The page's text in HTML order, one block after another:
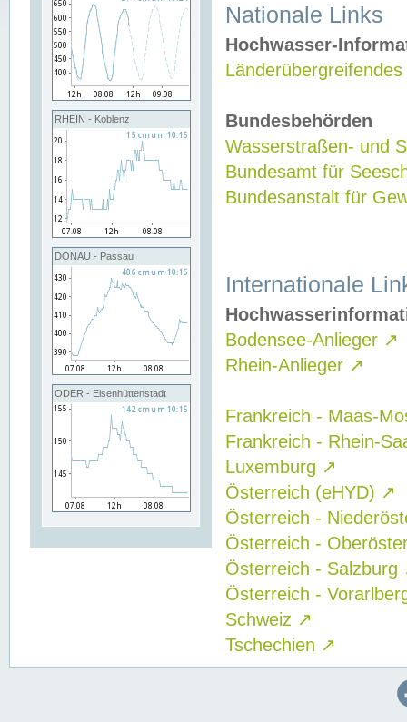
RHEIN - Koblenz
DONAU - Passau
ODER - Eisenhüttenstadt
Nationale Links
Hochwasser-
Bundesbehörden
Wasserstraßen- und
Bundesamt für
Bundesanstalt für
Internationale
Bodensee-Anlieger ↗
Rhein-Anlieger ↗
Frankreich - Maas-
Frankreich - Rhein-
Luxemburg ↗
Österreich (eHYD) ↗
Österreich -
Österreich -
Österreich - Salzburg
Österreich -
Schweiz ↗
Tschechien ↗